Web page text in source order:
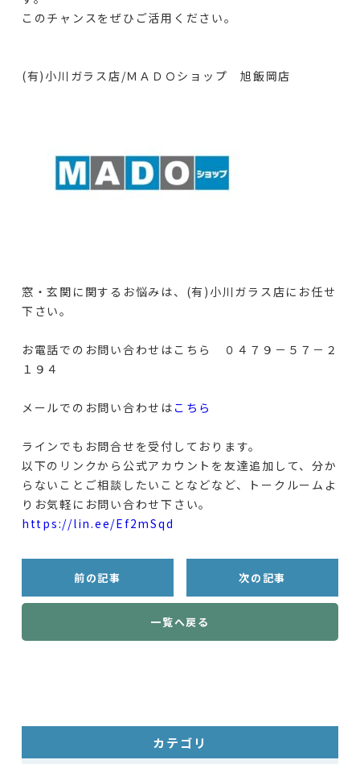
このチャンスをぜひご活用ください。
(有)小川ガラス店/ＭＡＤＯショップ 旭飯岡店
窓・玄関に関するお悩みは、(有)小川ガラス店にお任せ
下さい。
お電話でのお問い合わせはこちら ０４７９－５７－２
１９４
メールでのお問い合わせは こちら
ラインでもお問合せを受付しております。
以下のリンクから公式アカウントを友達追加して、分か
らないことご相談したいことなどなど、トークルームよ
りお気軽にお問い合わせ下さい。
https://lin.ee/Ef2mSqd
前の記事 次の記事
一覧へ戻る
カテゴリ